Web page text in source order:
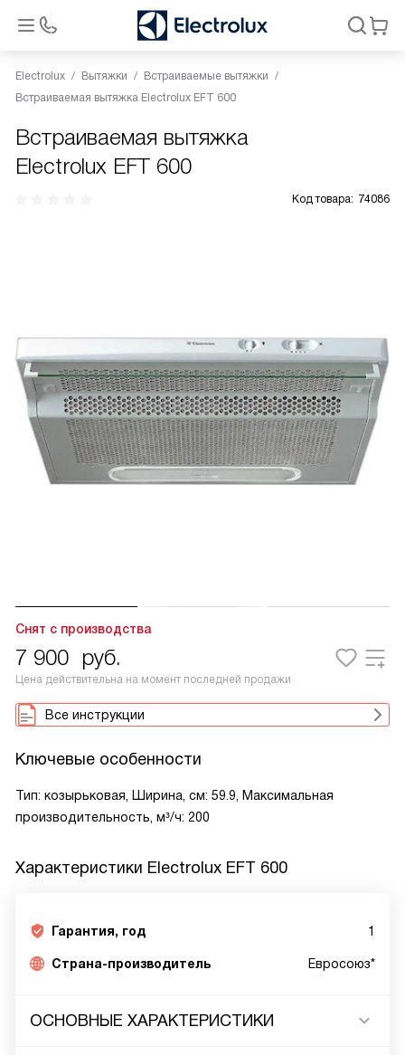
Electrolux Вытяжки
Встраиваемые вытяжки
Встраиваемая вытяжка Electrolux EFT 600
Встраиваемая вытяжка
Electrolux EFT 600
Код товара: 74086
Снят с производства
7 900 руб.
Цена действительна на момент последней продажи
Все инструкции
Ключевые особенности
Тип: козырьковая, Ширина, см: 59.9, Максимальная
производительность, м³/ч: 200
Характеристики Electrolux EFT 600
Гарантия, год 1
Страна-производитель Евросоюз*
ОСНОВНЫЕ ХАРАКТЕРИСТИКИ